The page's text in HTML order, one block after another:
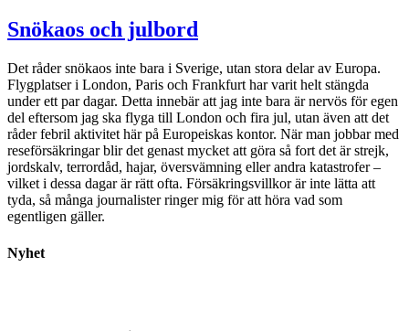
Snökaos och julbord
Det råder snökaos inte bara i Sverige, utan stora delar av Europa.
Flygplatser i London, Paris och Frankfurt har varit helt stängda
under ett par dagar. Detta innebär att jag inte bara är nervös för egen
del eftersom jag ska flyga till London och fira jul, utan även att det
råder febril aktivitet här på Europeiskas kontor. När man jobbar med
reseförsäkringar blir det genast mycket att göra så fort det är strejk,
jordskalv, terrordåd, hajar, översvämning eller andra katastrofer –
vilket i dessa dagar är rätt ofta. Försäkringsvillkor är inte lätta att
tyda, så många journalister ringer mig för att höra vad som
egentligen gäller.
Nyhet